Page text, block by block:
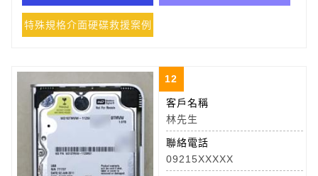
特殊規格介面硬碟救援案例
12
客戶名稱
林先生
聯絡電話
09215XXXXX